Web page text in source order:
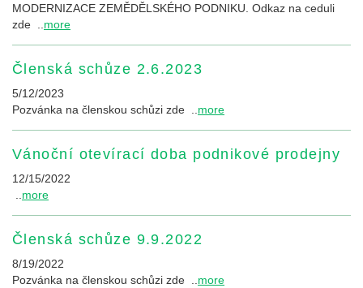
MODERNIZACE ZEMĚDĚLSKÉHO PODNIKU. Odkaz na ceduli
zde .. more
Členská schůze 2.6.2023
5/12/2023
Pozvánka na členskou schůzi zde .. more
Vánoční otevírací doba podnikové prodejny
12/15/2022
more
Členská schůze 9.9.2022
8/19/2022
Pozvánka na členskou schůzi zde .. more